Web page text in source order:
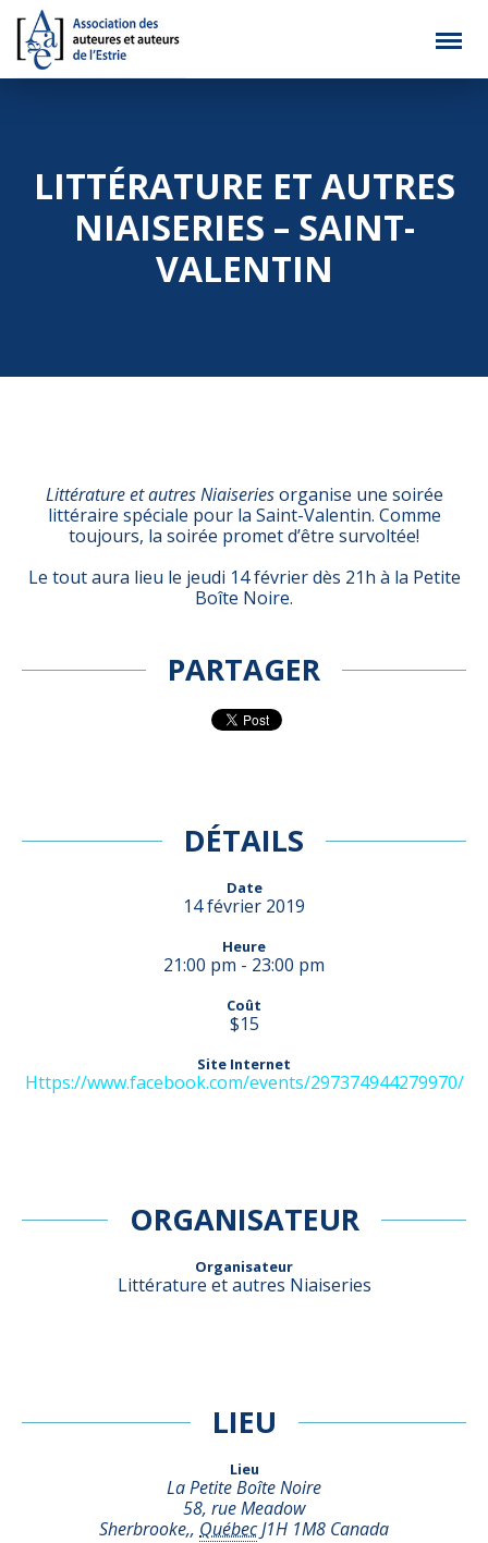
LITTÉRATURE ET AUTRES
NIAISERIES – SAINT-
VALENTIN
Littérature et autres Niaiseriesorganise une soirée
littéraire spéciale pour la Saint-Valentin. Comme
toujours, la soirée promet d’être survoltée!
Le tout aura lieu le jeudi 14 février dès 21h à la Petite
Boîte Noire.
PARTAGER
DÉTAILS
Date
14 février 2019
Heure
21:00 pm - 23:00 pm
Coût
$15
Site Internet
https://www.facebook.com/events/297374944279970/
ORGANISATEUR
Organisateur
Littérature et autres Niaiseries
LIEU
Lieu
La Petite Boîte Noire
58, rue Meadow
Sherbrooke,, QuébecJ1H 1M8 Canada